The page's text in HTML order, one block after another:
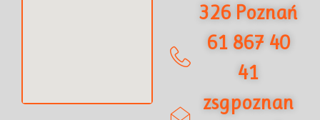
326 Poznań
61 867 40
41
zsgpoznan